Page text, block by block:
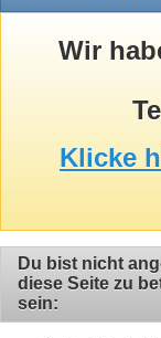
Wir
Klicke
Du bist nicht
diese Seite zu
sein: